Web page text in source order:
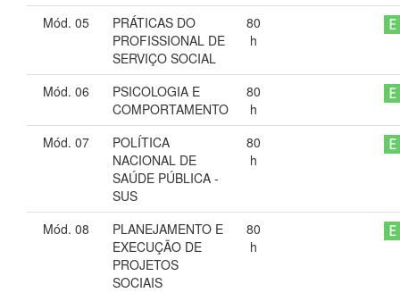
Mód. 05
PRÁTICAS DO
PROFISSIONAL DE
SERVIÇO SOCIAL
80
h
Mód. 06
PSICOLOGIA E
COMPORTAMENTO
80
h
Mód. 07
POLÍTICA
NACIONAL DE
SAÚDE PÚBLICA -
SUS
80
h
Mód. 08
PLANEJAMENTO E
EXECUÇÃO DE
PROJETOS
SOCIAIS
80
h